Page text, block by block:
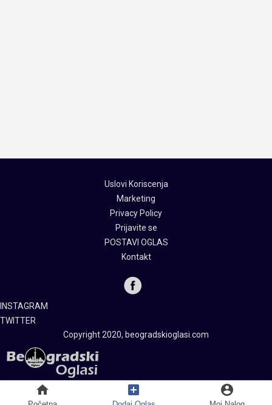
Uslovi Koriscenja
Marketing
Privacy Policy
Prijavite se
POSTAVI OGLAS
Kontakt
INSTAGRAM
TWITTER
Copyright 2020, beogradskioglasi.com
home add_box account_circle